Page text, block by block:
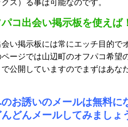
ス）る事は可能なのです。
コ出会い掲示板を使えば！
い掲示板には常にエッチ目的で
ページでは山辺町のオフパコ希
公開していますのでまずはあな
お誘いのメールは無料に
どんメールしてみましょ